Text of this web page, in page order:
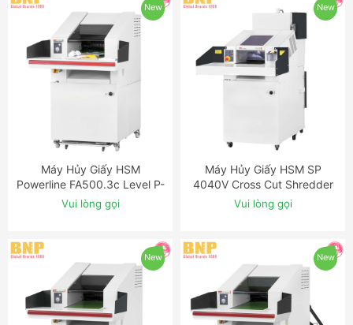
New
ĐẶT NGAY
Máy Hủy Giấy HSM
Powerline FA500.3c Level P-
3 Cross Cut Industrial
Shredder
Vui lòng gọi
New
ĐẶT NGAY
Máy Hủy Giấy HSM SP
4040V Cross Cut Shredder
Baler Combination
Vui lòng gọi
New New